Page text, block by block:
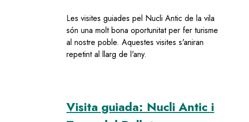
Les visites guiades pel Nucli Antic de la vila
són una molt bona oportunitat per fer turisme
al nostre poble. Aquestes visites s'aniran
repetint al llarg de l'any.
Visita guiada: Nucli Antic i